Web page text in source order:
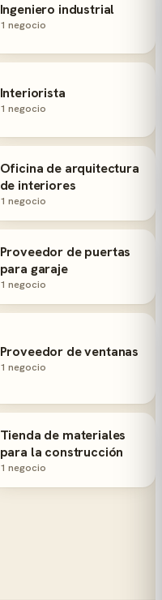
Ingeniero industrial
1 negocio
Interiorista
1 negocio
Oficina de arquitectura
de interiores
1 negocio
Proveedor de puertas
para garaje
1 negocio
Proveedor de ventanas
1 negocio
Tienda de materiales
para la construcción
1 negocio